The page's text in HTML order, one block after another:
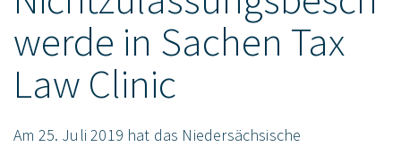
werde in Sachen Tax
Law Clinic
Am 25. Juli 2019 hat das Niedersächsische